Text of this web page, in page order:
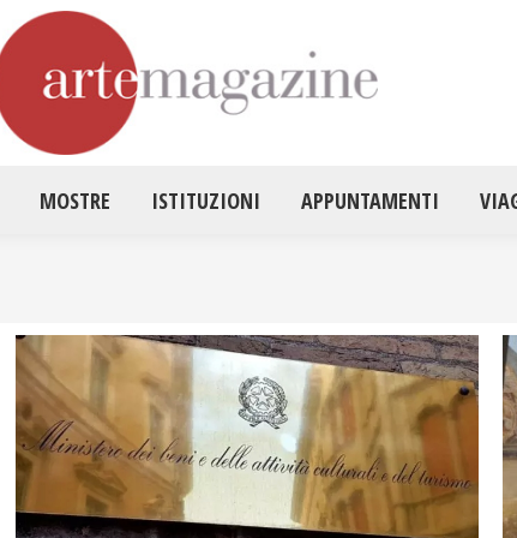
MOSTRE ISTITUZIONI APPUNTAMENTI
HOME